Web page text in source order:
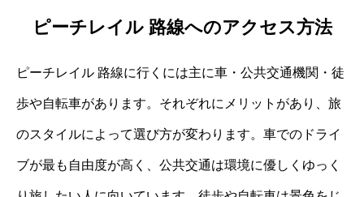
ピーチレイル 路線へのアクセス方法
ピーチレイル 路線に行くには主に車・公共交通機関・徒
歩や自転車があります。それぞれにメリットがあり、旅
のスタイルによって選び方が変わります。車でのドライ
ブが最も自由度が高く、公共交通は環境に優しくゆっく